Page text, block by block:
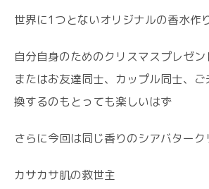
世界に1つとないオリジナルの香水作
自分自身のためのクリスマスプレゼン
またはお友達同士、カップル同士、
換するのもとっても楽しいはず
さらに今回は同じ香りのシアバター
カサカサ肌の救世主